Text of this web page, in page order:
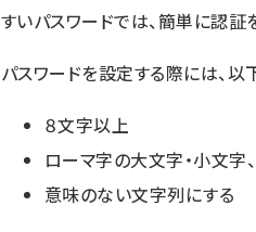
すいパスワードでは、簡単に認証
パスワードを設定する際には、以
８文字以上
ローマ字の大文字・小文字
意味のない文字列にする